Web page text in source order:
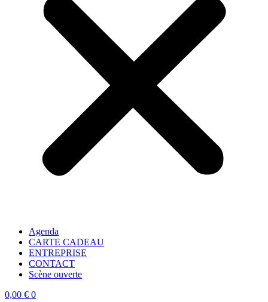
Agenda
CARTE CADEAU
ENTREPRISE
CONTACT
Scène ouverte
0,00 € 0